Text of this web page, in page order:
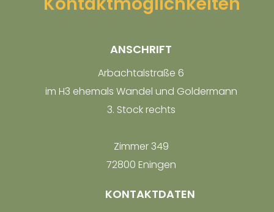
ANSCHRIFT
Arbachtalstraße 6
im H3 ehemals Wandel und Goldermann
3. Stock rechts
Zimmer 349
72800 Eningen
KONTAKTDATEN